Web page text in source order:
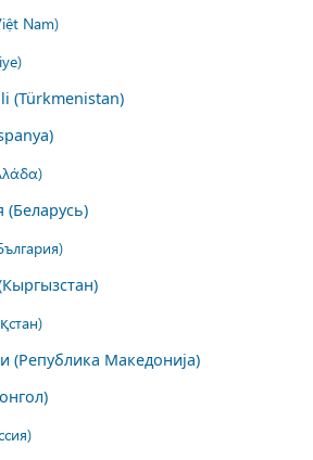
Nam)
(Türkmenistan)
(Беларусь)
(Република Македонија)